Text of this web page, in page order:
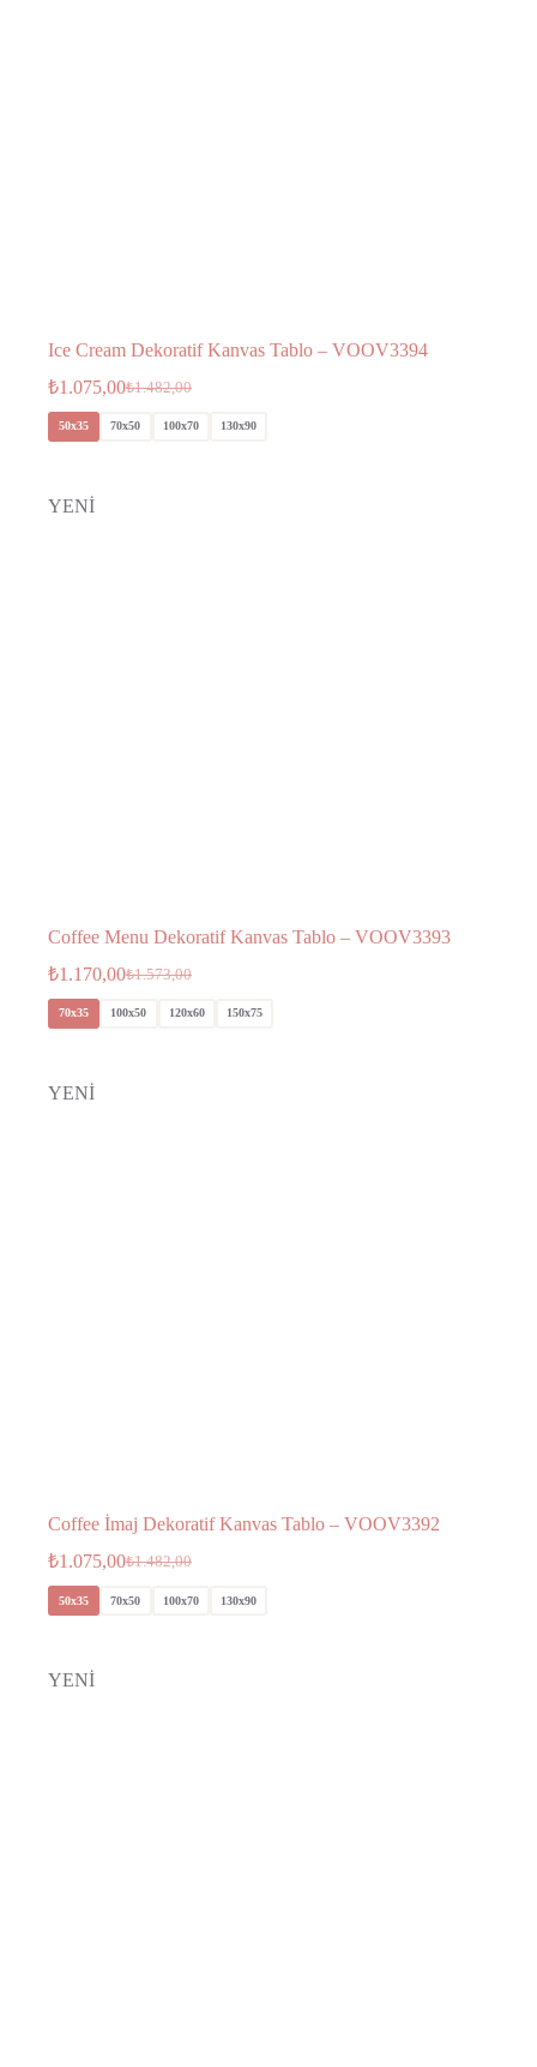
Ice Cream Dekoratif Kanvas Tablo – VOOV3394
₺1.482,00
₺1.075,00
50x35 70x50 100x70 130x90
YENİ
Coffee Menu Dekoratif Kanvas Tablo – VOOV3393
₺1.573,00
₺1.170,00
70x35 100x50 120x60 150x75
YENİ
Coffee İmaj Dekoratif Kanvas Tablo – VOOV3392
₺1.482,00
₺1.075,00
50x35 70x50 100x70 130x90
YENİ